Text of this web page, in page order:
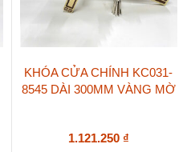
KHÓA CỬA CHÍNH KC031-
8545 DÀI 300MM VÀNG MỜ
1.121.250 ₫